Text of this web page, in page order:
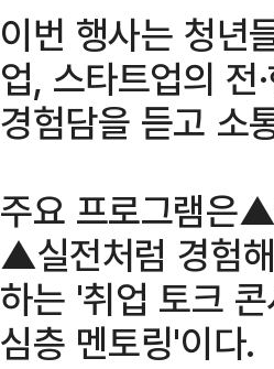
이번 행사는 청년
업, 스타트업의 전
경험담을 듣고 소
주요 프로그램은
▲실전처럼 경험
하는 '취업 토크
심층 멘토링'이다.